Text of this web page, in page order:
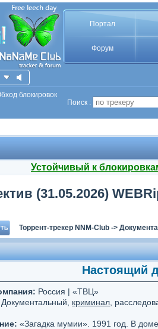
Портал
Форум
блокировок
Поиск :
Устойчивый к
(31.05.2026)
Торрент-трекер NNM-Club ->
Настоящий
Россия | «ТВЦ»
Документальный, криминал ,
«Загадка мумии». 1991 год. В